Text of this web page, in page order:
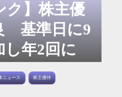
ク】株主優
基準日に9
し年2回に
ニュース 株主優待